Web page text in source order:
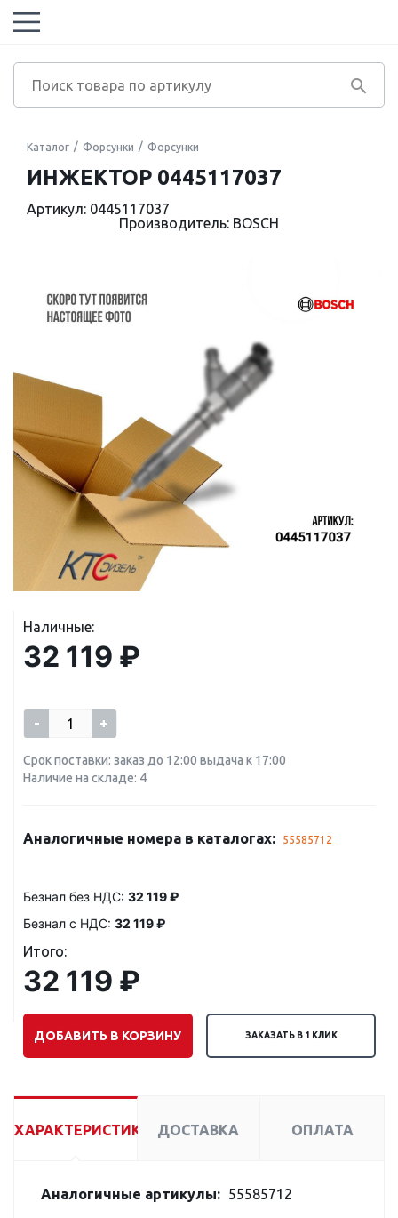
Каталог Форсунки Форсунки
ИНЖЕКТОР 0445117037
Артикул: 0445117037
Производитель: BOSCH
Наличные:
32 119 ₽
- +
Срок поставки: заказ до 12:00 выдача к 17:00
Наличие на складе: 4
Аналогичные номера в каталогах: 55585712
Безнал без НДС: 32 119 ₽
Безнал с НДС: 32 119 ₽
Итого:
32 119 ₽
ДОБАВИТЬ В КОРЗИНУ ЗАКАЗАТЬ В 1 КЛИК
ХАРАКТЕРИСТИКИ ДОСТАВКА ОПЛАТА
Аналогичные артикулы: 55585712